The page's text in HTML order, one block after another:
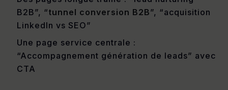
B2B”, “tunnel conversion B2B”, “acquisition
LinkedIn vs SEO”
Une page service centrale :
“Accompagnement génération de leads” avec
CTA